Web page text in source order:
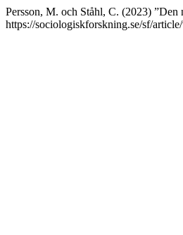
Persson, M. och Ståhl, C. (2023) ”Den
https://sociologiskforskning.se/sf/